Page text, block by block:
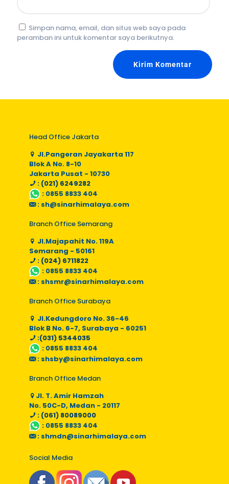
Simpan nama, email, dan situs web saya pada
peramban ini untuk komentar saya berikutnya.
Head Office Jakarta
Jl.Pangeran Jayakarta 117
Blok A No. 8-10
Jakarta Pusat - 10730
: (021) 6249282
: 0855 8833 404
: sh@sinarhimalaya.com
Branch Office Semarang
Jl.Majapahit No. 119A
Semarang - 50161
: (024) 6711822
: 0855 8833 404
: shsmr@sinarhimalaya.com
Branch Office Surabaya
Jl.Kedungdoro No. 36-46
Blok B No. 6-7, Surabaya - 60251
:(031) 5344035
: 0855 8833 404
: shsby@sinarhimalaya.com
Branch Office Medan
Jl. T. Amir Hamzah
No. 50C-D, Medan - 20117
: (061) 80089000
: 0855 8833 404
: shmdn@sinarhimalaya.com
Social Media